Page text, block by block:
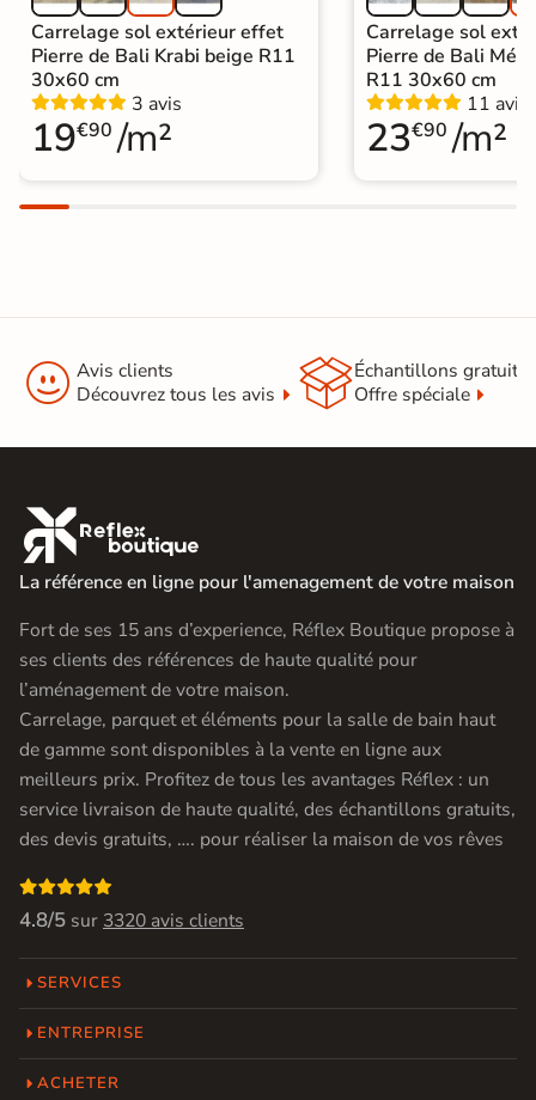
Carrelage sol extérieur effet
Pierre de Bali Krabi beige R11
30x60 cm
3 avis
19€90 /m²
Carrelage sol
Pierre de Bali
R11 30x60 cm
11 avis
23€90 /m²
 Avis clients
Découvrez tous les avis
Échantillons gratuit
Offre spéciale

La référence en ligne pour l'amenagement de votre maison
Fort de ses 15 ans d’experience, Réflex Boutique propose à
ses clients des références de haute qualité pour
l’aménagement de votre maison.
Carrelage, parquet et éléments pour la salle de bain haut
de gamme sont disponibles à la vente en ligne aux
meilleurs prix. Profitez de tous les avantages Réflex : un
service livraison de haute qualité, des échantillons gratuits,
des devis gratuits, …. pour réaliser la maison de vos rêves

4.8/5 sur 3320 avis clients
SERVICES
ENTREPRISE
ACHETER